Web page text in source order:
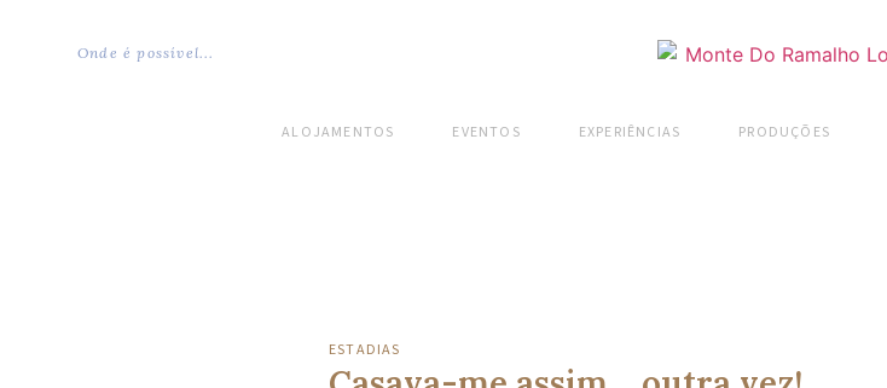
Onde é possível...
ALOJAMENTOS EVENTOS EXPERIÊNCIAS PRODUÇÕES
ESTADIAS